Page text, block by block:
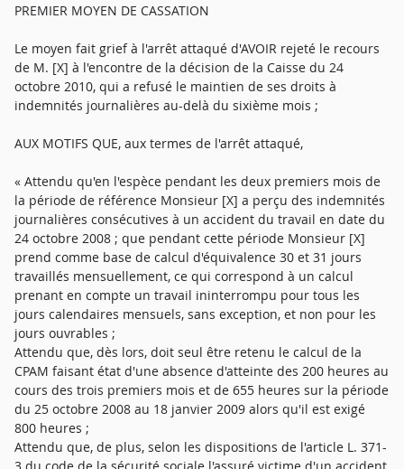
PREMIER MOYEN DE CASSATION
Le moyen fait grief à l'arrêt attaqué d'AVOIR rejeté le recours
de M. [X] à l'encontre de la décision de la Caisse du 24
octobre 2010, qui a refusé le maintien de ses droits à
indemnités journalières au-delà du sixième mois ;
AUX MOTIFS QUE, aux termes de l'arrêt attaqué,
« Attendu qu'en l'espèce pendant les deux premiers mois de
la période de référence Monsieur [X] a perçu des indemnités
journalières consécutives à un accident du travail en date du
24 octobre 2008 ; que pendant cette période Monsieur [X]
prend comme base de calcul d'équivalence 30 et 31 jours
travaillés mensuellement, ce qui correspond à un calcul
prenant en compte un travail ininterrompu pour tous les
jours calendaires mensuels, sans exception, et non pour les
jours ouvrables ;
Attendu que, dès lors, doit seul être retenu le calcul de la
CPAM faisant état d'une absence d'atteinte des 200 heures au
cours des trois premiers mois et de 655 heures sur la période
du 25 octobre 2008 au 18 janvier 2009 alors qu'il est exigé
800 heures ;
Attendu que, de plus, selon les dispositions de l'article L. 371-